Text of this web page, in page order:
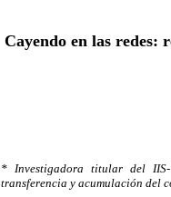
Cayendo en las redes:
* Investigadora titular del
transferencia y acumulación del